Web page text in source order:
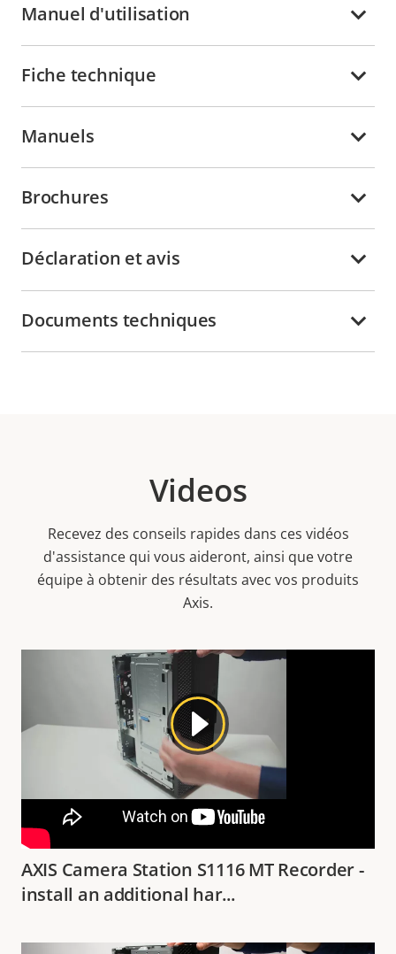
Manuel d'utilisation
Fiche technique
Manuels
Brochures
Déclaration et avis
Documents techniques
Videos
Recevez des conseils rapides dans ces vidéos
d'assistance qui vous aideront, ainsi que votre
équipe à obtenir des résultats avec vos produits
Axis.
AXIS Camera Station S1116 MT Recorder -
install an additional har...